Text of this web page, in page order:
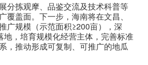
分拣观摩、品鉴交流及技术科普等
覆盖面。下一步，海南将在文昌、
广规模（示范面积≥200亩），深
地，培育规模化经营主体，完善标准
，推动形成可复制、可推广的地瓜